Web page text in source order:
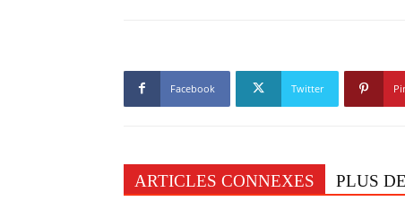
Facebook Twitter
ARTICLES CONNEXES PLUS